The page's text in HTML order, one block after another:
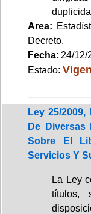
Area:
Decreto.
Fecha: 24/12/
Estado:
Ley 25/
De
Sobre El
Servicios Y
La Ley
títulos,